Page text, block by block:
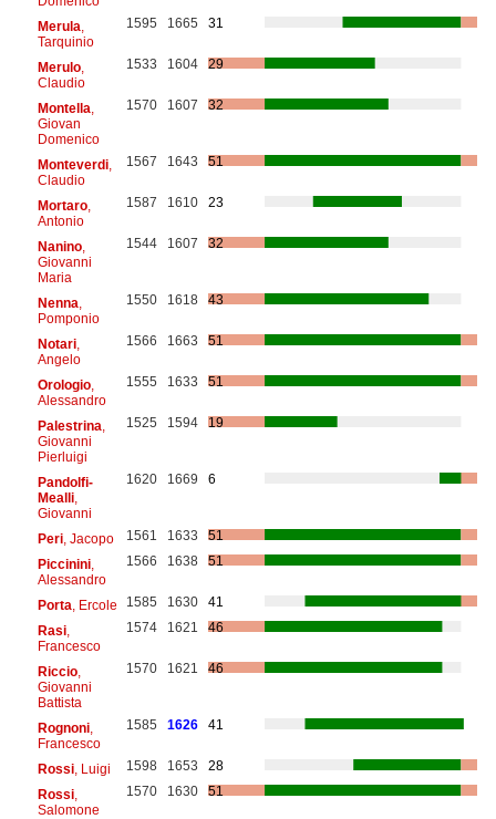
Merula
Tarquinio
1595 1665 31
Merulo,
Claudio
1533 1604 29
Montella
Giovan
Domenico
1570 1607 32
Monteverdi,
Claudio
1567 1643 51
Mortaro,
Antonio
1587 1610 23
Nanino,
Giovanni
Maria
1544 1607 32
Nenna
Pomponio
1550 1618 43
Notari,
Angelo
1566 1663 51
Orologio,
Alessandro
1555 1633 51
Palestrina
Giovanni
Pierluigi
1525 1594 19
Pandolfi-
Mealli,
Giovanni
1620 1669 6
Peri, Jacopo 1561 1633
51
Piccinini,
Alessandro
1566 1638 51
Porta , Ercole 1585 1630
41
Rasi,
Francesco
1574 1621 46
Riccio,
Giovanni
Battista
1570 1621 46
Rognoni,
Francesco
1585 1626 41
Rossi, Luigi 1598 1653
28
Rossi,
Salomone
1570 1630 51